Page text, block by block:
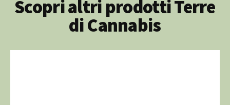
Scopri altri prodotti Terre
di Cannabis